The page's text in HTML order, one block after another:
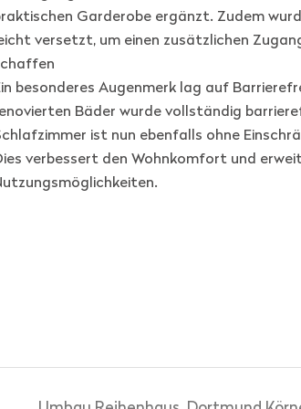
Garderobe ergänzt. Zudem
versetzt, um einen zusätzlichen
besonderes Augenmerk lag auf
Bäder wurde vollständig
ist nun ebenfalls ohne
verbessert den Wohnkomfort und